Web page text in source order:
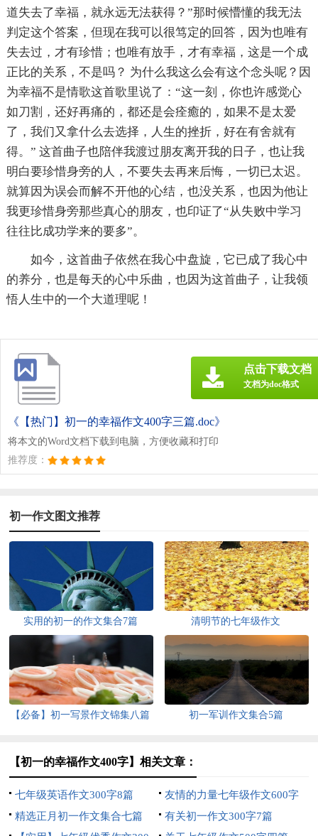
道失去了幸福，就永远无法获得？”那时候懵懂的我无法
判定这个答案，但现在我可以很笃定的回答，因为也唯有
失去过，才有珍惜；也唯有放手，才有幸福，这是一个成
正比的关系，不是吗？ 为什么我这么会有这个念头呢？因
为幸福不是情歌这首歌里说了：“这一刻，你也许感觉心
如刀割，还好再痛的，都还是会痊癒的，如果不是太爱
了，我们又拿什么去选择，人生的挫折，好在有舍就有
得。” 这首曲子也陪伴我渡过朋友离开我的日子，也让我
明白要珍惜身旁的人，不要失去再来后悔，一切已太迟。
就算因为误会而解不开他的心结，也没关系，也因为他让
我更珍惜身旁那些真心的朋友，也印证了“从失败中学习
往往比成功学来的要多”。
如今，这首曲子依然在我心中盘旋，它已成了我心中
的养分，也是每天的心中乐曲，也因为这首曲子，让我领
悟人生中的一个大道理呢！
《【热门】初一的幸福作文400字三篇.doc》
将本文的Word文档下载到电脑，方便收藏和打印
推荐度：
点击下载文档
文档为doc格式
初一作文图文推荐
实用的初一的作文集合7篇 清明节的七年级作文
【必备】初一写景作文锦集八篇 初一军训作文集合5篇
【初一的幸福作文400字】相关文章：
七年级英语作文300字8篇
友情的力量七年级作文600字
精选正月初一作文集合七篇
有关初一作文300字7篇